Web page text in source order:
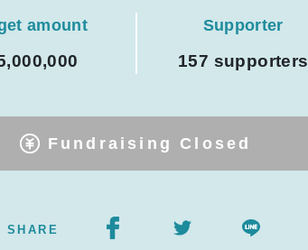
amount Supporter
157 supporters
Fundraising Closed
SHARE